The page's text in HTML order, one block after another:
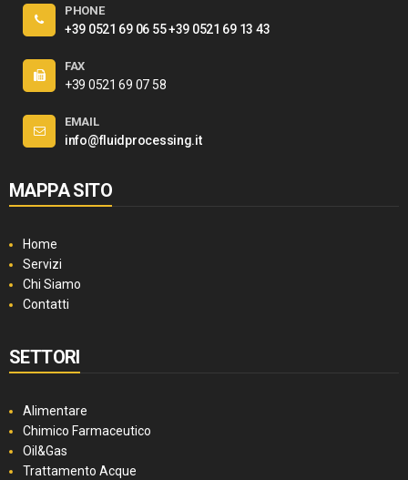
PHONE
+39 0521 69 06 55+39 0521 69 13 43
FAX
+39 0521 69 07 58
EMAIL
info@fluidprocessing.it
MAPPA SITO
Home
Servizi
Chi Siamo
Contatti
SETTORI
Alimentare
Chimico Farmaceutico
Oil&Gas
Trattamento Acque